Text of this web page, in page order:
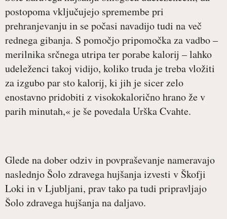
postopoma vključujejo spremembe pri
prehranjevanju in se počasi navadijo tudi na več
rednega gibanja. S pomočjo pripomočka za vadbo –
merilnika srčnega utripa ter porabe kalorij – lahko
udeleženci takoj vidijo, koliko truda je treba vložiti
za izgubo par sto kalorij, ki jih je sicer zelo
enostavno pridobiti z visokokalorično hrano že v
parih minutah,« je še povedala Urška Cvahte.
Glede na dober odziv in povpraševanje nameravajo
naslednjo Šolo zdravega hujšanja izvesti v Škofji
Loki in v Ljubljani, prav tako pa tudi pripravljajo
Šolo zdravega hujšanja na daljavo.